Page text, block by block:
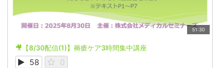
51:30
🎥【8/30配信(1)】褥瘡ケア3時間集中講座
58 0